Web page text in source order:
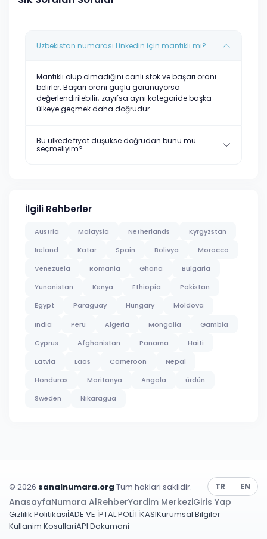
Uzbekistan numarası Linkedin için mantıklı mı?
Mantıklı olup olmadığını canlı stok ve başarı oranı
belirler. Başarı oranı güçlü görünüyorsa
değerlendirilebilir; zayıfsa aynı kategoride başka
ülkeye geçmek daha doğrudur.
Bu ülkede fiyat düşükse doğrudan bunu mu
seçmeliyim?
İlgili Rehberler
Austria Malaysia Netherlands
Kyrgyzstan
Ireland
Katar Spain Bolivya
Morocco
Venezuela
Romania Ghana
Bulgaria
Yunanistan
Kenya Ethiopia
Pakistan
Egypt
Paraguay Hungary
Moldova
India
Peru Algeria Mongolia
Gambia
Cyprus
Afghanistan Panama
Haiti
Latvia
Laos Cameroon
Nepal
Honduras
Moritanya Angola
ürdün
Sweden
Nikaragua
© 2026 sanalnumara.org Tum haklari saklidir. TR EN
AnasayfaNumara AlRehberYardim MerkeziGiris Yap
Gizlilik PolitikasıİADE VE İPTAL POLİTİKASIKurumsal Bilgiler
Kullanim KosullariAPI Dokumani